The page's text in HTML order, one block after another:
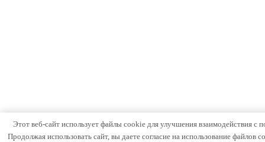
Этот веб-сайт использует файлы cookie для улучшения взаимодействия с
Продолжая использовать сайт, вы даете согласие на использование файлов